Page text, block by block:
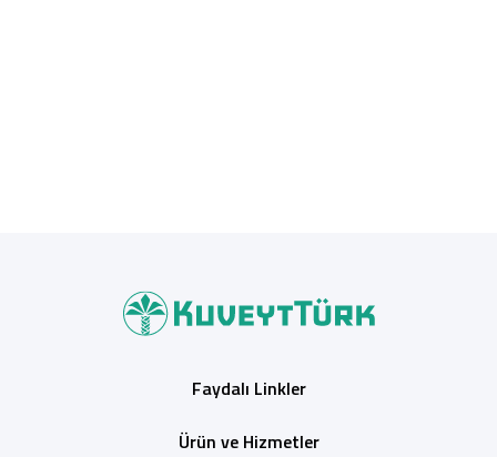
Faydalı Linkler
Ürün ve Hizmetler